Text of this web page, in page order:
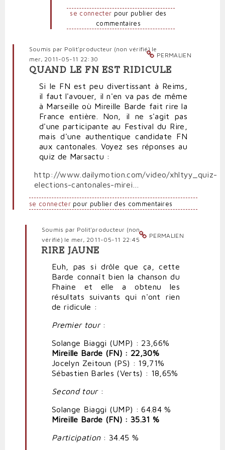
se connecter pour publier des
commentaires
PERMALIEN
Soumis par Polit'producteur (non vérifié) le
mer, 2011-05-11 22:30
QUAND LE FN EST RIDICULE
Si le FN est peu divertissant à Reims,
il faut l'avouer, il n'en va pas de même
à Marseille où Mireille Barde fait rire la
France entière. Non, il ne s'agit pas
d'une participante au Festival du Rire,
mais d'une authentique candidate FN
aux cantonales. Voyez ses réponses au
quiz de Marsactu :
http://www.dailymotion.com/video/xhltyy_quiz-
elections-cantonales-mirei…
se connecterpour publier des commentaires
PERMALIEN
Soumis par Polit'producteur (non
vérifié) le mer, 2011-05-11 22:45
En
réponse
Quand
ridicule
Polit'producteur
(non
vérifié)
RIRE JAUNE
Euh, pas si drôle que ça, cette
Barde connaît bien la chanson du
Fhaine et elle a obtenu les
résultats suivants qui n'ont rien
de ridicule :
Premier tour :
Solange Biaggi (UMP) : 23,66%
Mireille Barde (FN) : 22,30%
Jocelyn Zeitoun (PS) : 19,71%
Sébastien Barles (Verts) : 18,65%
Second tour:
Solange Biaggi (UMP) : 64.84 %
Mireille Barde (FN) : 35.31 %
Participation: 34.45 %